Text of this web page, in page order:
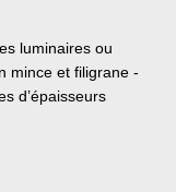
luminaires ou
mince et filigrane -
d’épaisseurs